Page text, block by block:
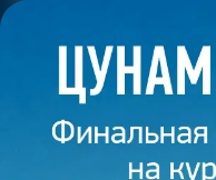
Главная /Банк слайдов /